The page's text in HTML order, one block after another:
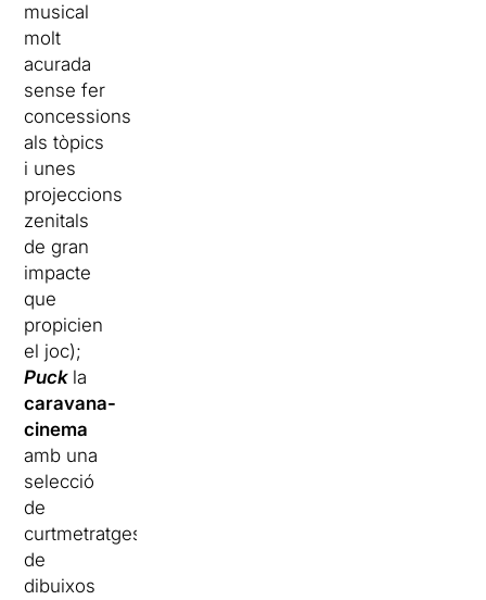
musical
molt
acurada
sense fer
concessions
als tòpics
i unes
projeccions
zenitals
de gran
impacte
que
propicien
el joc);
Puck la
caravana-
cinema
amb una
selecció
de
curtmetratges
de
dibuixos